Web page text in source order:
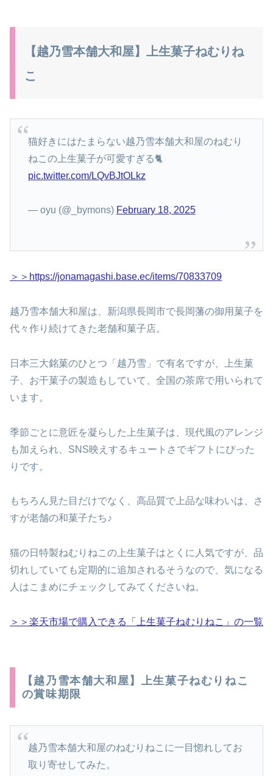
【越乃雪本舗大和屋】上生菓子ねむりね
こ
猫好きにはたまらない越乃雪本舗大和屋のねむり
ねこの上生菓子が可愛すぎる🐈
pic.twitter.com/LQvBJtOLkz
— oyu (@_bymons) February 18, 2025
＞＞https://jonamagashi.base.ec/items/70833709
越乃雪本舗大和屋は、新潟県長岡市で長岡藩の御用菓子を
代々作り続けてきた老舗和菓子店。
日本三大銘菓のひとつ「越乃雪」で有名ですが、上生菓
子、お干菓子の製造もしていて、全国の茶席で用いられて
います。
季節ごとに意匠を凝らした上生菓子は、現代風のアレンジ
も加えられ、SNS映えするキュートさでギフトにぴった
りです。
もちろん見た目だけでなく、高品質で上品な味わいは、さ
すが老舗の和菓子たち♪
猫の日特製ねむりねこの上生菓子はとくに人気ですが、品
切れしていても定期的に追加されるそうなので、気になる
人はこまめにチェックしてみてくださいね。
＞＞楽天市場で購入できる「上生菓子ねむりねこ」の一覧
【越乃雪本舗大和屋】上生菓子ねむりねこ
の賞味期限
越乃雪本舗大和屋のねむりねこに一目惚れしてお
取り寄せしてみた。